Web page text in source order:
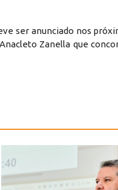
ser anunciado nos
Zanella que